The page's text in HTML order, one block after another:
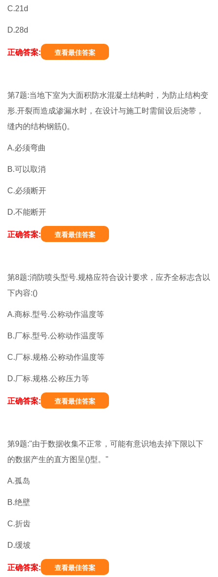
C.21d
D.28d
正确答案: 查看最佳答案
第7题:当地下室为大面积防水混凝土结构时，为防止结构变
形.开裂而造成渗漏水时，在设计与施工时需留设后浇带，
缝内的结构钢筋()。
A.必须弯曲
B.可以取消
C.必须断开
D.不能断开
正确答案: 查看最佳答案
第8题:消防喷头型号.规格应符合设计要求，应齐全标志含以
下内容:()
A.商标.型号.公称动作温度等
B.厂标.型号.公称动作温度等
C.厂标.规格.公称动作温度等
D.厂标.规格.公称压力等
正确答案: 查看最佳答案
第9题:"由于数据收集不正常，可能有意识地去掉下限以下
的数据产生的直方图呈()型。"
A.孤岛
B.绝壁
C.折齿
D.缓坡
正确答案: 查看最佳答案